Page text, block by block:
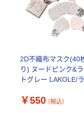
2D不織布マスク(40
り) ヌードピンク&
トグレー LAKOLE/ラ
￥550 （税込）